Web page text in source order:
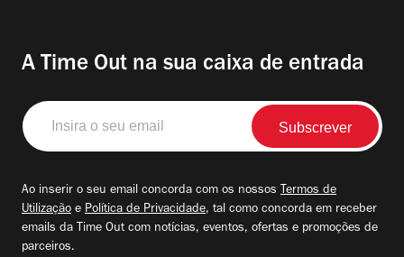
A Time Out na sua caixa de entrada
Insira
o
seu
Ao inserir o seu email concorda com os nossos Termos de
Utilização e Política de Privacidade, tal como concorda em receber
emails da Time Out com notícias, eventos, ofertas e promoções de
parceiros.